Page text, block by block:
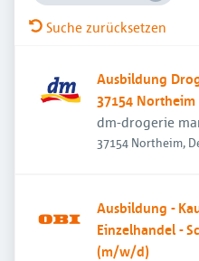
Suche zurücksetzen
Ausbildung
37154 Northeim
dm-drogerie
37154 Northeim,
Ausbildung -
Einzelhandel -
(m/w/d)